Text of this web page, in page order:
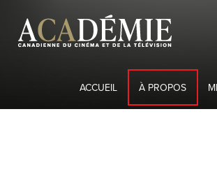
ACCUEIL À PROPOS